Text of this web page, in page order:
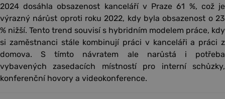
2024 dosáhla obsazenost kanceláří v Praze 61 %, což je
výrazný nárůst oproti roku 2022, kdy byla obsazenost o 23
% nižší. Tento trend souvisí s hybridním modelem práce, kdy
si zaměstnanci stále kombinují práci v kanceláři a práci z
domova. S tímto návratem ale narůstá i potřeba
vybavených zasedacích místností pro interní schůzky,
konferenční hovory a videokonference.